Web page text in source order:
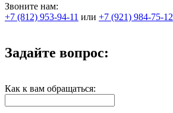
Звоните нам:
+7 (812) 953-94-11 или +7 (921) 984-75-12
Задайте вопрос:
Как к вам обращаться: